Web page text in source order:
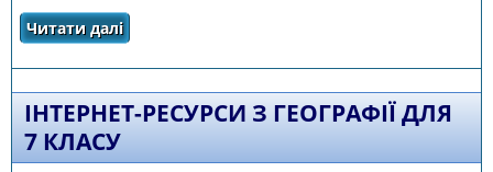
Читати далі
призначення для кабінетів природничо-
навчальних закладів
ІНТЕРНЕТ-РЕСУРСИ З ГЕОГРАФІЇ ДЛЯ
7 КЛАСУ